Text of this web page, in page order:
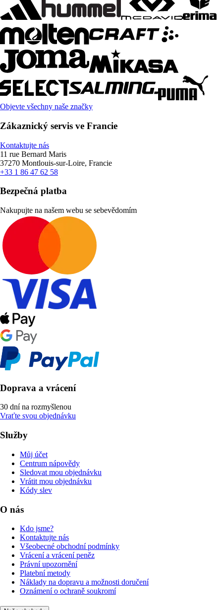
Objevte všechny naše značky
Zákaznický servis ve Francie
Kontaktujte nás
11 rue Bernard Maris
37270 Montlouis-sur-Loire, Francie
+33 1 86 47 62 58
Bezpečná platba
Nakupujte na našem webu se sebevědomím
Doprava a vrácení
30 dní na rozmyšlenou
Vraťte svou objednávku
Služby
Můj účet
Centrum nápovědy
Sledovat mou objednávku
Vrátit mou objednávku
Kódy slev
O nás
Kdo jsme?
Kontaktujte nás
Všeobecné obchodní podmínky
Vrácení a vrácení peněz
Právní upozornění
Platební metody
Náklady na dopravu a možnosti doručení
Oznámení o ochraně soukromí